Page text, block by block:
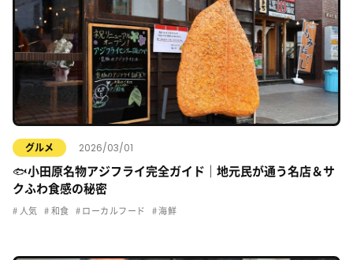
グルメ 2026/03/01
🐟小田原名物アジフライ完全ガイド｜地元民が通う名店＆サ
クふわ食感の秘密
人気 和食 ローカルフード 海鮮